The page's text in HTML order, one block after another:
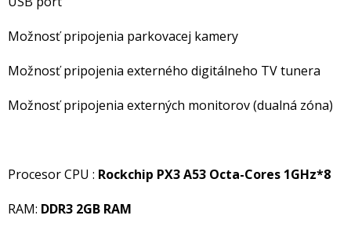
Možnosť pripojenia parkovacej kamery
Možnosť pripojenia externého digitálneho TV tunera
Možnosť pripojenia externých monitorov (dualná zóna)
Procesor CPU : Rockchip PX3 A53 Octa-Cores 1GHz*8
RAM: DDR3 2GB RAM